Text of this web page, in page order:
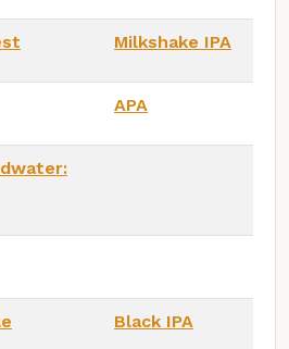
Milkshake IPA
APA
Black IPA